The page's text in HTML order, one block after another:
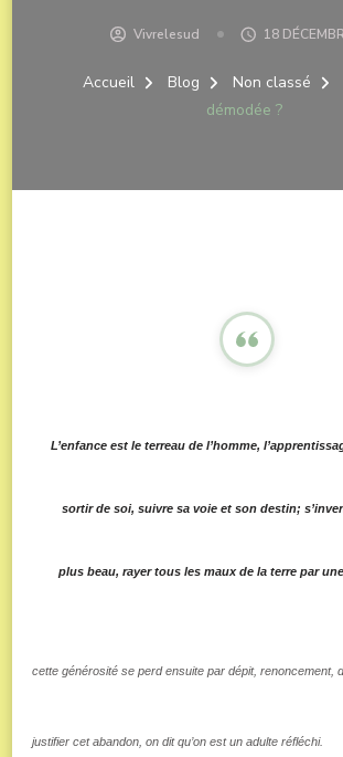
Vivrelesud 18
Accueil Blog Non classé
démodée ?
L’enfance est le terreau de l’homme,
sortir de soi, suivre sa voie et son destin;
plus beau, rayer tous les maux de la terre par
cette générosité se perd ensuite par dépit, renoncement,
justifier cet abandon, on dit qu’on est un adulte réfléchi.